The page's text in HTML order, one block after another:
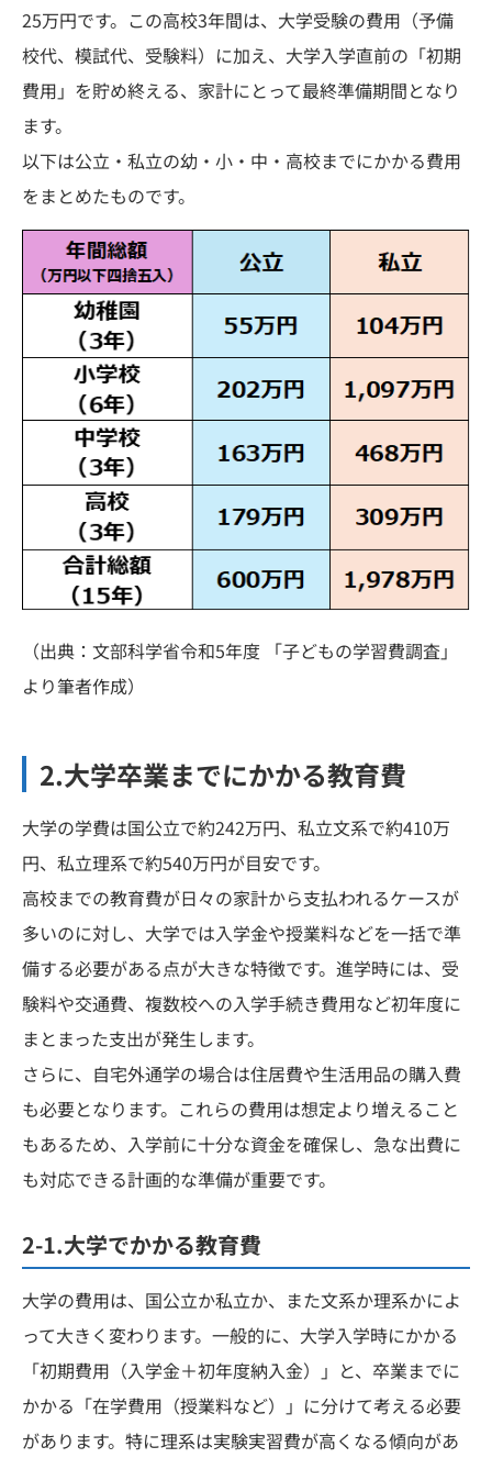
25万円です。この高校3年間は、大学受験の費用（予備
校代、模試代、受験料）に加え、大学入学直前の「初期
費用」を貯め終える、家計にとって最終準備期間となり
ます。
以下は公立・私立の幼・小・中・高校までにかかる費用
をまとめたものです。
（出典：文部科学省令和5年度 「子どもの学習費調査」
より筆者作成）
2.大学卒業までにかかる教育費
大学の学費は国公立で約242万円、私立文系で約410万
円、私立理系で約540万円が目安です。
高校までの教育費が日々の家計から支払われるケースが
多いのに対し、大学では入学金や授業料などを一括で準
備する必要がある点が大きな特徴です。進学時には、受
験料や交通費、複数校への入学手続き費用など初年度に
まとまった支出が発生します。
さらに、自宅外通学の場合は住居費や生活用品の購入費
も必要となります。これらの費用は想定より増えること
もあるため、入学前に十分な資金を確保し、急な出費に
も対応できる計画的な準備が重要です。
2-1.大学でかかる教育費
大学の費用は、国公立か私立か、また文系か理系かによ
って大きく変わります。一般的に、大学入学時にかかる
「初期費用（入学金＋初年度納入金）」と、卒業までに
かかる「在学費用（授業料など）」に分けて考える必要
があります。特に理系は実験実習費が高くなる傾向があ